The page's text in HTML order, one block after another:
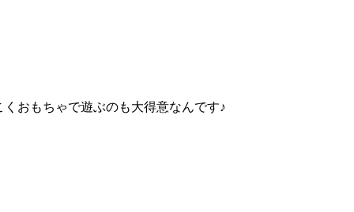
おもちゃで遊ぶのも大得意なんです♪